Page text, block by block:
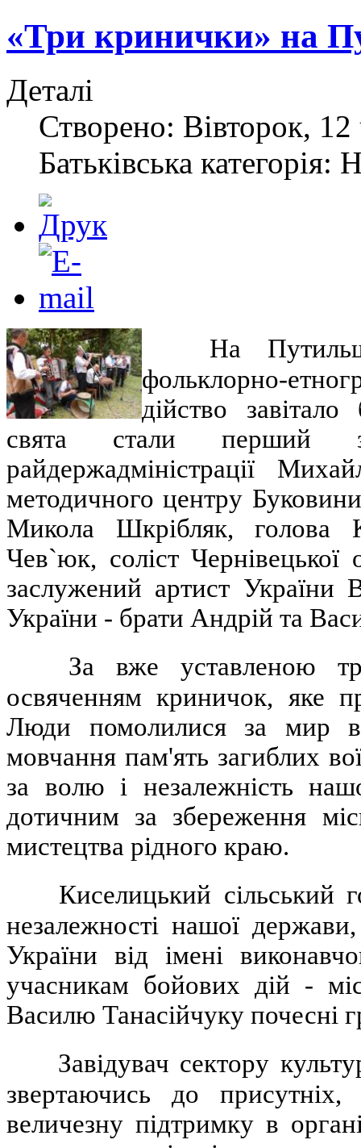
«Три кринички» на
Деталі
Створено: Вівторок,
Батьківська категорія:
На
фольклорно-
дійство
свята стали перший
райдержадміністрації
методичного центру
Микола Шкрібляк, голова
Чев`юк, соліст
заслужений артист України
України - брати Андрій та
За вже уставленою
освяченням криничок, яке
Люди помолилися за мир
мовчання пам'ять загиблих
за волю і незалежність
дотичним за збереження
мистецтва рідного краю.
Киселицький сільський
незалежності нашої
України від імені
учасникам бойових дій -
Василю Танасійчуку почесні
Завідувач сектору
звертаючись до
величезну підтримку в